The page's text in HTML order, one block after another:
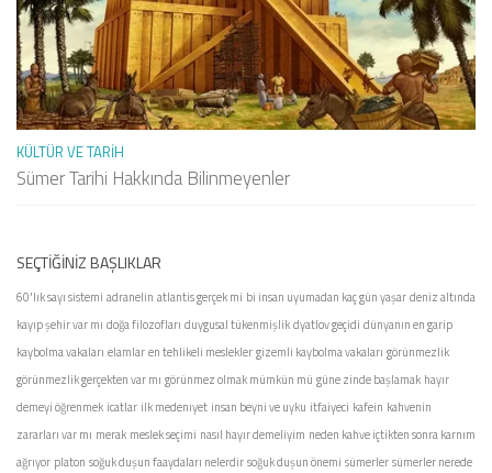
KÜLTÜR VE TARIH
Sümer Tarihi Hakkında Bilinmeyenler
SEÇTIĞINIZ BAŞLIKLAR
60'lık sayı sistemi adranelin atlantis gerçek mi bi insan uyumadan kaç gün yaşardeniz altında
kayıp şehir var mı doğa filozofları duygusal tükenmişlikdyatlov geçidi dünyanın en garip
kaybolma vakaları elamlaren tehlikeli mesleklergizemli kaybolma vakaları görünmezlik
görünmezlik gerçekten var mı görünmez olmak mümkün mü güne zinde başlamak hayır
demeyi öğrenmek icatlar ilk medenıyet insan beyni ve uyku itfaiyeci kafein kahvenin
zararları var mı merak meslek seçimi nasıl hayır demeliyim neden kahve içtikten sonra karnım
ağrıyor platon soğuk duşun faaydaları nelerdirsoğuk duşun önemi sümerlersümerler nerede